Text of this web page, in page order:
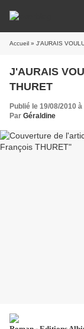
Accueil » J'AURAIS
J'AURAIS
THURET
Publié le 19/08/2010
Par Géraldine